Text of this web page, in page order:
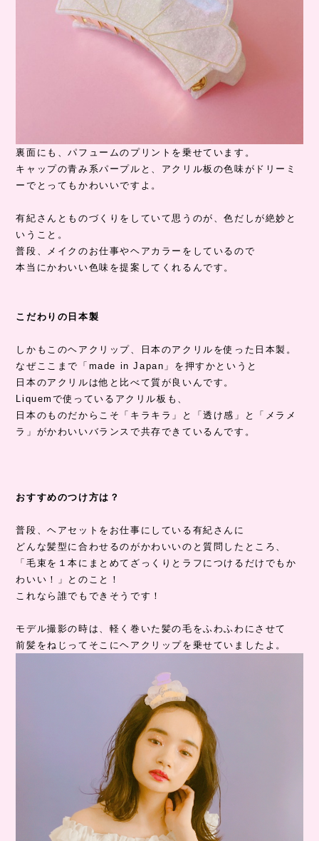
裏面にも、パフュームのプリントを乗せています。
キャップの青み系パープルと、アクリル板の色味がドリーミ
ーでとってもかわいいですよ。
有紀さんとものづくりをしていて思うのが、色だしが絶妙と
いうこと。
普段、メイクのお仕事やヘアカラーをしているので
本当にかわいい色味を提案してくれるんです。
こだわりの日本製
しかもこのヘアクリップ、日本のアクリルを使った日本製。
なぜここまで「made in Japan」を押すかというと
日本のアクリルは他と比べて質が良いんです。
Liquemで使っているアクリル板も、
日本のものだからこそ「キラキラ」と「透け感」と「メラメ
ラ」がかわいいバランスで共存できているんです。
おすすめのつけ方は？
普段、ヘアセットをお仕事にしている有紀さんに
どんな髪型に合わせるのがかわいいのと質問したところ、
「毛束を１本にまとめてざっくりとラフにつけるだけでもか
わいい！」とのこと！
これなら誰でもできそうです！
モデル撮影の時は、軽く巻いた髪の毛をふわふわにさせて
前髪をねじってそこにヘアクリップを乗せていましたよ。